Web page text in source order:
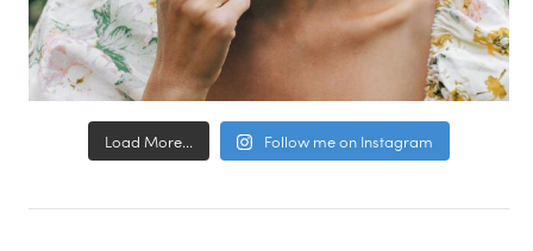
Load More... Follow me on Instagram